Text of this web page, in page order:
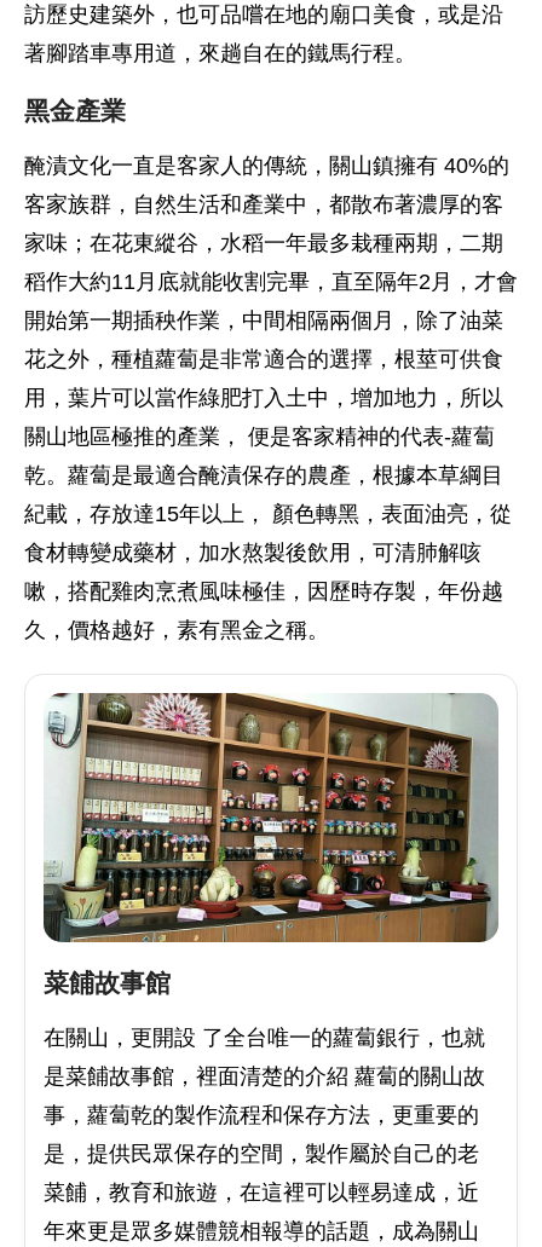
訪歷史建築外，也可品嚐在地的廟口美食，或是沿
著腳踏車專用道，來趟自在的鐵馬行程。
黑金產業
醃漬文化一直是客家人的傳統，關山鎮擁有 40%的
客家族群，自然生活和產業中，都散布著濃厚的客
家味；在花東縱谷，水稻一年最多栽種兩期，二期
稻作大約11月底就能收割完畢，直至隔年2月，才會
開始第一期插秧作業，中間相隔兩個月，除了油菜
花之外，種植蘿蔔是非常適合的選擇，根莖可供食
用，葉片可以當作綠肥打入土中，增加地力，所以
關山地區極推的產業， 便是客家精神的代表-蘿蔔
乾。蘿蔔是最適合醃漬保存的農產，根據本草綱目
紀載，存放達15年以上， 顏色轉黑，表面油亮，從
食材轉變成藥材，加水熬製後飲用，可清肺解咳
嗽，搭配雞肉烹煮風味極佳，因歷時存製，年份越
久，價格越好，素有黑金之稱。
菜餔故事館
在關山，更開設 了全台唯一的蘿蔔銀行，也就
是菜餔故事館，裡面清楚的介紹 蘿蔔的關山故
事，蘿蔔乾的製作流程和保存方法，更重要的
是，提供民眾保存的空間，製作屬於自己的老
菜餔，教育和旅遊，在這裡可以輕易達成，近
年來更是眾多媒體競相報導的話題，成為關山